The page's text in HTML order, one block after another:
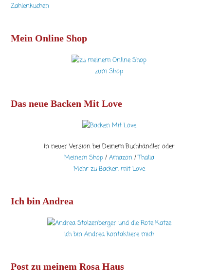
Zahlenkuchen
Mein Online Shop
zum Shop
Das neue Backen Mit Love
In neuer Version bei Deinem Buchhändler oder
Meinem Shop/ Amazon/Thalia
Mehr zu Backen mit Love
Ich bin Andrea
ich bin Andrea kontaktiere mich
Post zu meinem Rosa Haus